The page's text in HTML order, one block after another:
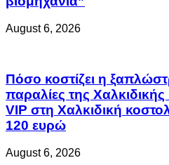
August 6, 2026
Πόσο κοστίζει η
παραλίες της Χαλκιδικής
VIP στη Χαλκιδική
120 ευρώ
August 6, 2026